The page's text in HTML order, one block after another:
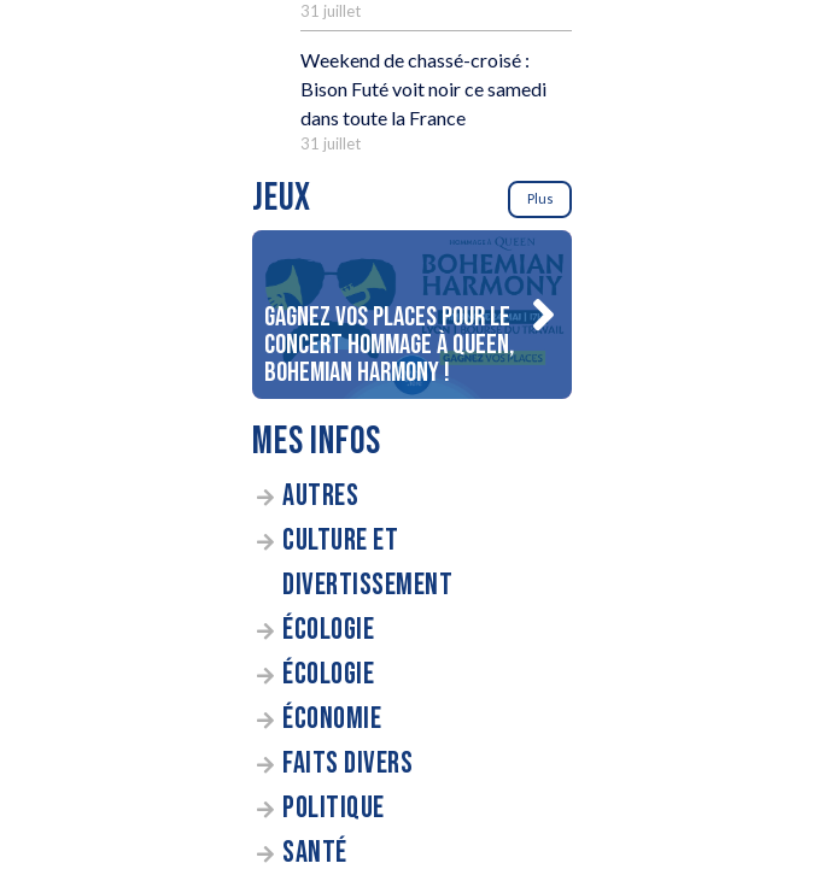
31 juillet
Weekend de chassé-croisé :
Bison Futé voit noir ce samedi
dans toute la France
31 juillet
JEUX Plus
Gagnez vos places pour le
concert Hommage à Queen,
Bohemian Harmony !
MES INFOS
AUTRES
CULTURE ET
DIVERTISSEMENT
ÉCOLOGIE
ÉCOLOGIE
ÉCONOMIE
FAITS DIVERS
POLITIQUE
SANTÉ